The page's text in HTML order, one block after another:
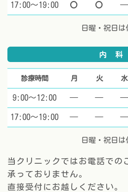
17:00～19:00 マル マル
日曜・祝日は
内科
診療時間 月 火 水
9:00～12:00 休診 休診
17:00～19:00 休診 休診
日曜・祝日は
当クリニックではお電話での
承っておりません。
直接受付にお越しください。